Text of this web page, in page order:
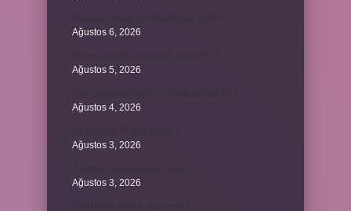
Ağustos 6, 2026
Ağustos 5, 2026
Ağustos 4, 2026
Ağustos 3, 2026
Ağustos 3, 2026